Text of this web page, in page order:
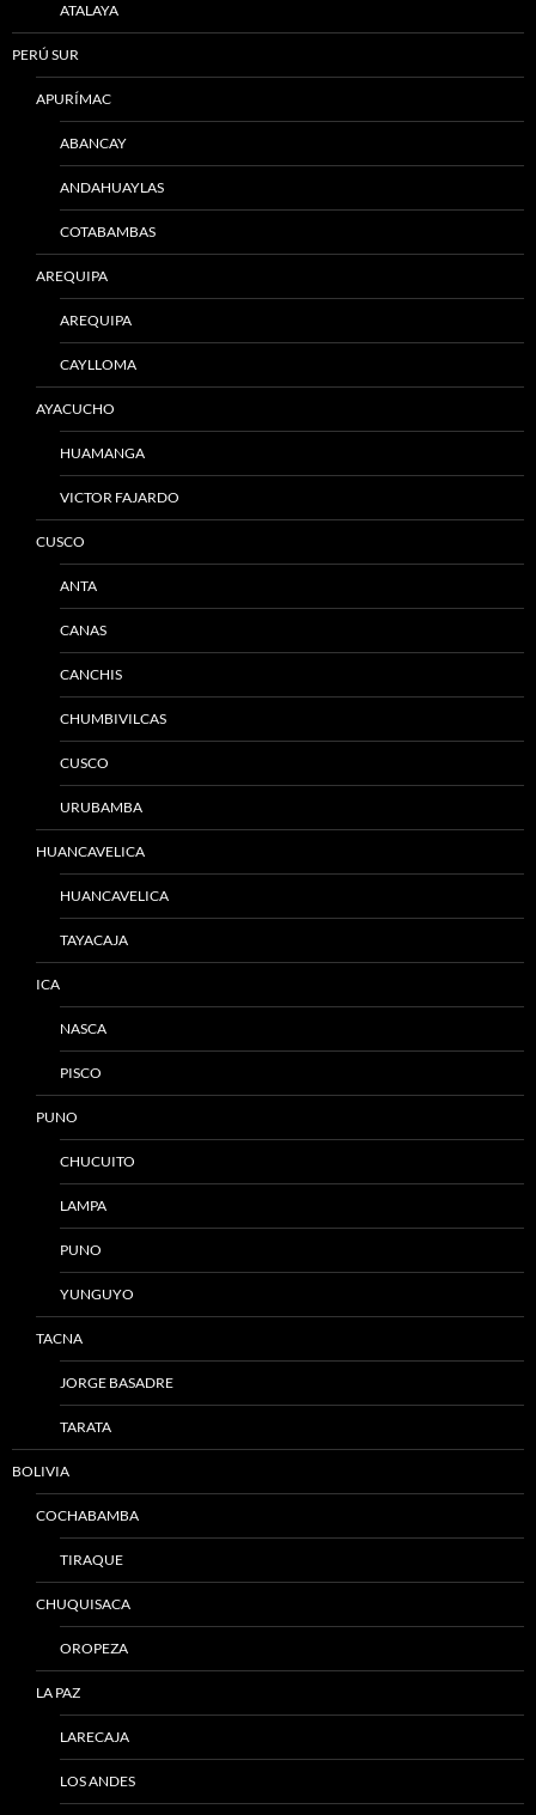
ATALAYA
PERÚ SUR
APURÍMAC
ABANCAY
ANDAHUAYLAS
COTABAMBAS
AREQUIPA
AREQUIPA
CAYLLOMA
AYACUCHO
HUAMANGA
VICTOR FAJARDO
CUSCO
ANTA
CANAS
CANCHIS
CHUMBIVILCAS
CUSCO
URUBAMBA
HUANCAVELICA
HUANCAVELICA
TAYACAJA
ICA
NASCA
PISCO
PUNO
CHUCUITO
LAMPA
PUNO
YUNGUYO
TACNA
JORGE BASADRE
TARATA
BOLIVIA
COCHABAMBA
TIRAQUE
CHUQUISACA
OROPEZA
LA PAZ
LARECAJA
LOS ANDES